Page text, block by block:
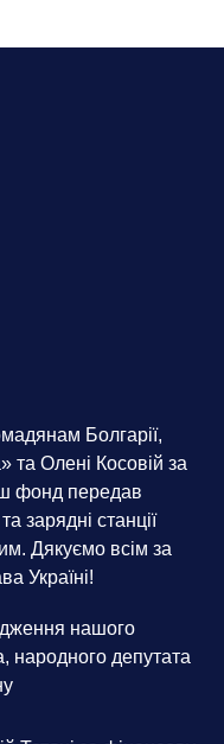
Болгарії,
та Олені Косовій за
фонд передав
зарядні станції
Дякуємо всім за
Україні!
нашого
народного депутата